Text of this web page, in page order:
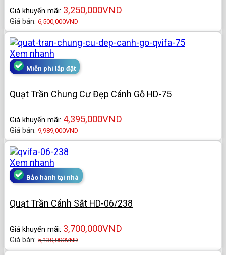
Giá khuyến mãi: 3,250,000VND
Giá bán: 6,500,000VND
Xem nhanh
Miễn phí lắp đặt
Quạt Trần Chung Cư Đẹp Cánh Gỗ HD-75
Giá khuyến mãi: 4,395,000VND
Giá bán: 9,989,000VND
Xem nhanh
Bảo hành tại nhà
Quạt Trần Cánh Sắt HD-06/238
Giá khuyến mãi: 3,700,000VND
Giá bán: 5,130,000VND